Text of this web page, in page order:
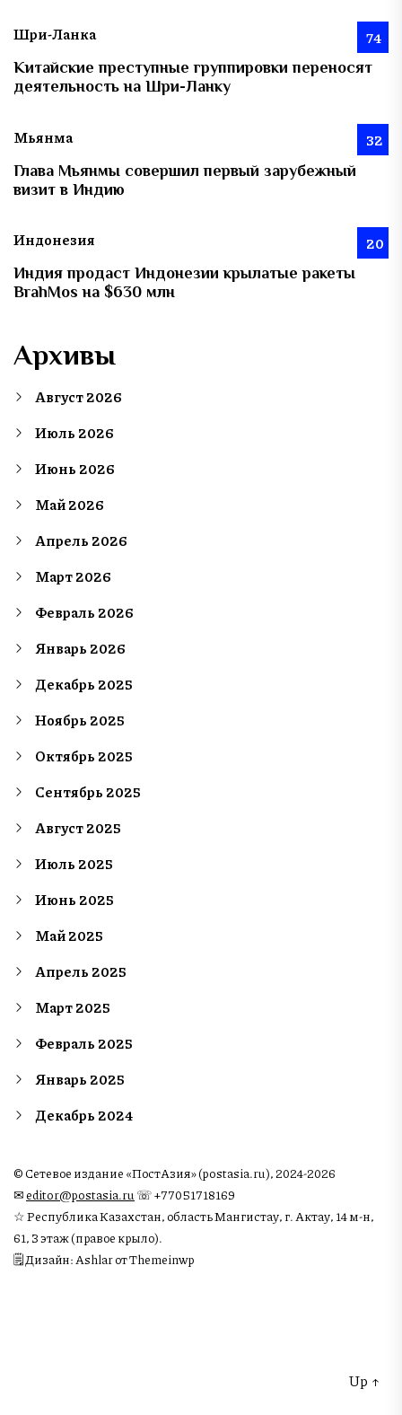
Шри-Ланка 74
Китайские преступные группировки переносят
деятельность на Шри-Ланку
Мьянма 32
Глава Мьянмы совершил первый зарубежный
визит в Индию
Индонезия 20
Индия продаст Индонезии крылатые ракеты
BrahMos на $630 млн
Архивы
Август 2026
Июль 2026
Июнь 2026
Май 2026
Апрель 2026
Март 2026
Февраль 2026
Январь 2026
Декабрь 2025
Ноябрь 2025
Октябрь 2025
Сентябрь 2025
Август 2025
Июль 2025
Июнь 2025
Май 2025
Апрель 2025
Март 2025
Февраль 2025
Январь 2025
Декабрь 2024
© Сетевое издание «ПостАзия» (postasia.ru), 2024-2026
✉︎editor@postasia.ru ☏ +77051718169
☆ Республика Казахстан, область Мангистау, г. Актау, 14 м-н,
61, 3 этаж (правое крыло).
🗒 Дизайн: Ashlar от Themeinwp
Up ↑